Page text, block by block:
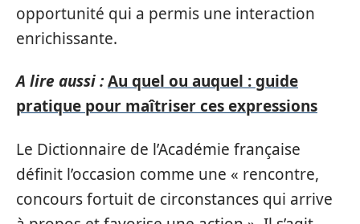
opportunité qui a permis une interaction
enrichissante.
A lire aussi :Au quel ou auquel : guide
pratique pour maîtriser ces expressions
Le Dictionnaire de l’Académie française
définit l’occasion comme une « rencontre,
concours fortuit de circonstances qui arrive